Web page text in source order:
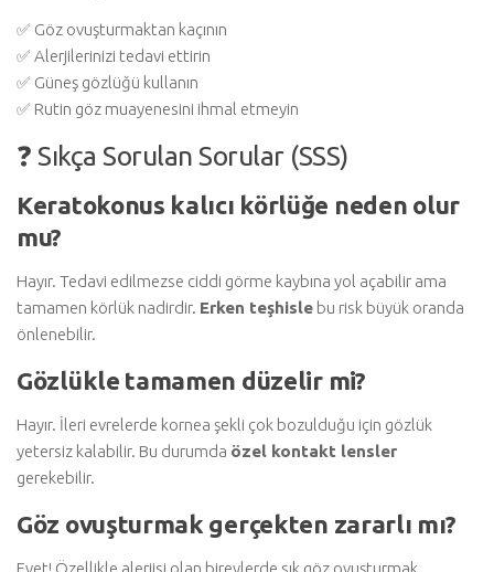
✅ Göz ovuşturmaktan kaçının
✅ Alerjilerinizi tedavi ettirin
✅ Güneş gözlüğü kullanın
✅ Rutin göz muayenesini ihmal etmeyin
❓ Sıkça Sorulan Sorular (SSS)
Keratokonus kalıcı körlüğe neden olur
mu?
Hayır. Tedavi edilmezse ciddi görme kaybına yol açabilir ama
tamamen körlük nadirdir. Erken teşhisle bu risk büyük oranda
önlenebilir.
Gözlükle tamamen düzelir mi?
Hayır. İleri evrelerde kornea şekli çok bozulduğu için gözlük
yetersiz kalabilir. Bu durumda özel kontakt lensler
gerekebilir.
Göz ovuşturmak gerçekten zararlı mı?
Evet! Özellikle alerjisi olan bireylerde sık göz ovuşturmak,